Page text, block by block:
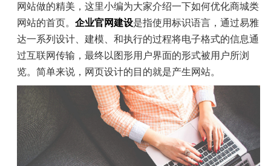
网站做的精美，这里小编为大家介绍一下如何优化商城类
网站的首页。 企业官网建设是指使用标识语言，通过易雅
达一系列设计、建模、和执行的过程将电子格式的信息通
过互联网传输，最终以图形用户界面的形式被用户所浏
览。简单来说，网页设计的目的就是产生网站。